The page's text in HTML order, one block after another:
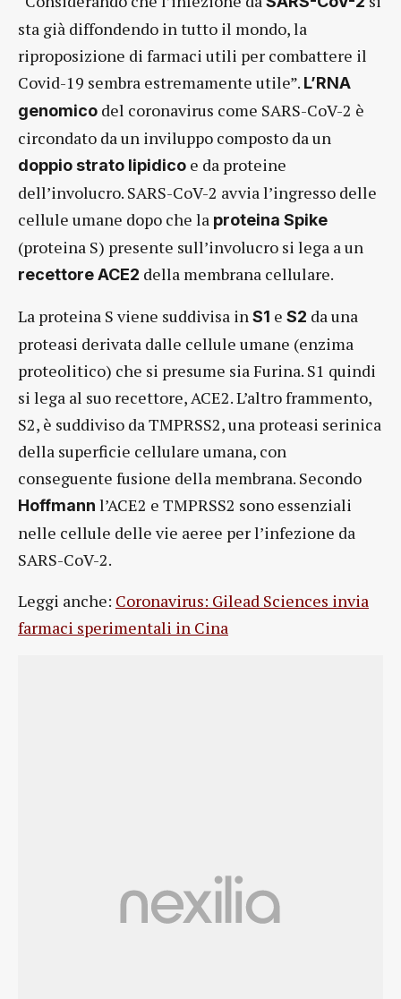
sta già diffondendo in tutto il mondo, la
riproposizione di farmaci utili per combattere il
Covid-19 sembra estremamente utile”. L’RNA
genomico del coronavirus come SARS-CoV-2 è
circondato da un inviluppo composto da un
doppio strato lipidico e da proteine
dell’involucro. SARS-CoV-2 avvia l’ingresso delle
cellule umane dopo che la proteina Spike
(proteina S) presente sull’involucro si lega a un
recettore ACE2 della membrana cellulare.
La proteina S viene suddivisa in S1 e S2 da una
proteasi derivata dalle cellule umane (enzima
proteolitico) che si presume sia Furina. S1 quindi
si lega al suo recettore, ACE2. L’altro frammento,
S2, è suddiviso da TMPRSS2, una proteasi serinica
della superficie cellulare umana, con
conseguente fusione della membrana. Secondo
Hoffmann l’ACE2 e TMPRSS2 sono essenziali
nelle cellule delle vie aeree per l’infezione da
SARS-CoV-2.
Leggi anche: Coronavirus: Gilead Sciences invia
farmaci sperimentali in Cina